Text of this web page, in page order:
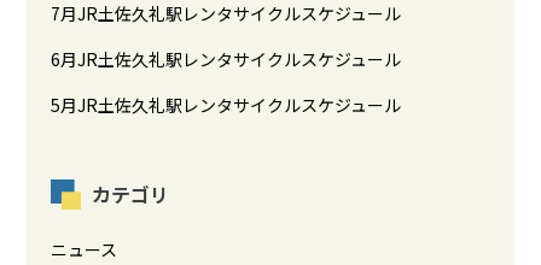
7月JR土佐久礼駅レンタサイクルスケジュール
6月JR土佐久礼駅レンタサイクルスケジュール
5月JR土佐久礼駅レンタサイクルスケジュール
カテゴリ
ニュース